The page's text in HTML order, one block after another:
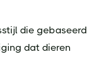
die gebaseerd
dat dieren